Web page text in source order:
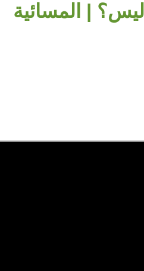
| المسائية